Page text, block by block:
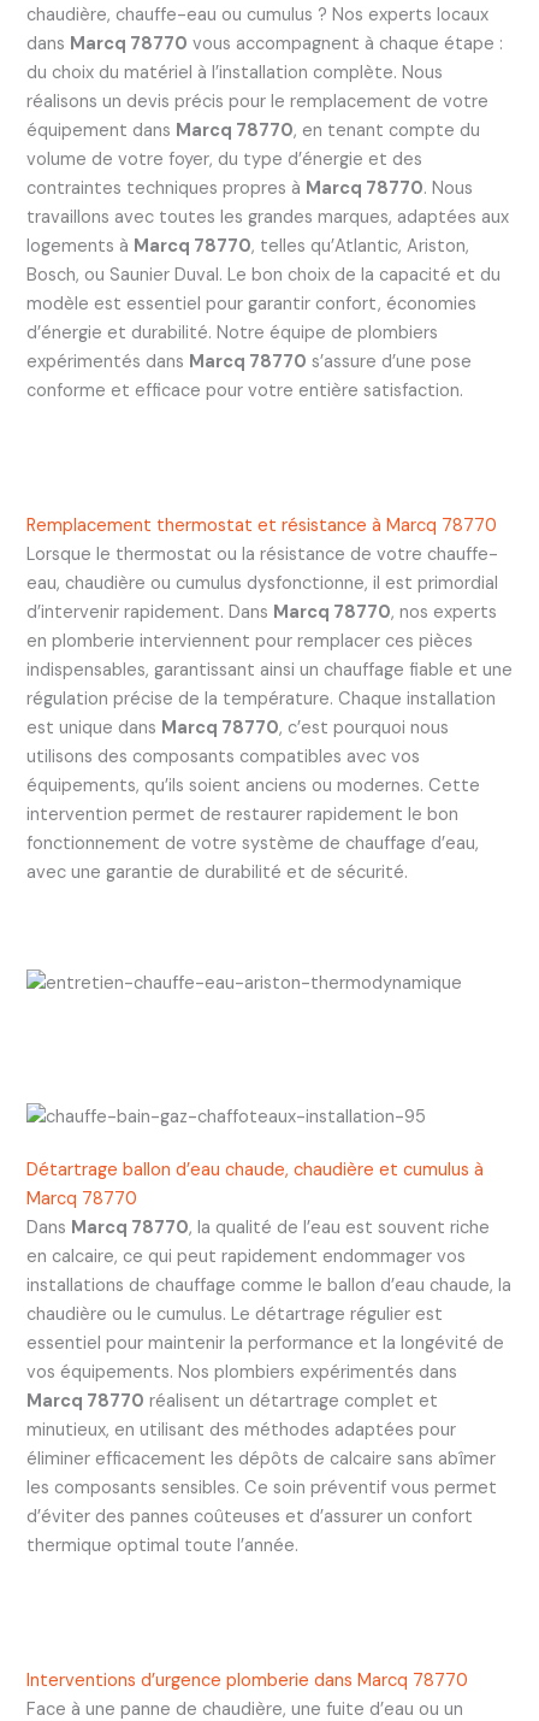
chaudière, chauffe-eau ou cumulus ? Nos experts locaux
dans Marcq 78770 vous accompagnent à chaque étape :
du choix du matériel à l’installation complète. Nous
réalisons un devis précis pour le remplacement de votre
équipement dans Marcq 78770, en tenant compte du
volume de votre foyer, du type d’énergie et des
contraintes techniques propres à Marcq 78770. Nous
travaillons avec toutes les grandes marques, adaptées aux
logements à Marcq 78770, telles qu’Atlantic, Ariston,
Bosch, ou Saunier Duval. Le bon choix de la capacité et du
modèle est essentiel pour garantir confort, économies
d’énergie et durabilité. Notre équipe de plombiers
expérimentés dans Marcq 78770 s’assure d’une pose
conforme et efficace pour votre entière satisfaction.
Remplacement thermostat et résistance à Marcq 78770
Lorsque le thermostat ou la résistance de votre chauffe-
eau, chaudière ou cumulus dysfonctionne, il est primordial
d’intervenir rapidement. Dans Marcq 78770, nos experts
en plomberie interviennent pour remplacer ces pièces
indispensables, garantissant ainsi un chauffage fiable et une
régulation précise de la température. Chaque installation
est unique dans Marcq 78770, c’est pourquoi nous
utilisons des composants compatibles avec vos
équipements, qu’ils soient anciens ou modernes. Cette
intervention permet de restaurer rapidement le bon
fonctionnement de votre système de chauffage d’eau,
avec une garantie de durabilité et de sécurité.
Détartrage ballon d’eau chaude, chaudière et cumulus à
Marcq 78770
Dans Marcq 78770, la qualité de l’eau est souvent riche
en calcaire, ce qui peut rapidement endommager vos
installations de chauffage comme le ballon d’eau chaude, la
chaudière ou le cumulus. Le détartrage régulier est
essentiel pour maintenir la performance et la longévité de
vos équipements. Nos plombiers expérimentés dans
Marcq 78770 réalisent un détartrage complet et
minutieux, en utilisant des méthodes adaptées pour
éliminer efficacement les dépôts de calcaire sans abîmer
les composants sensibles. Ce soin préventif vous permet
d’éviter des pannes coûteuses et d’assurer un confort
thermique optimal toute l’année.
Interventions d’urgence plomberie dans Marcq 78770
Face à une panne de chaudière, une fuite d’eau ou un